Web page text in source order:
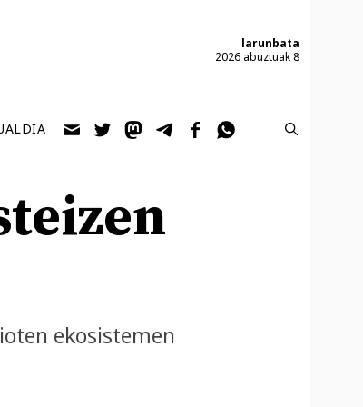
larunbata
2026 abuztuak 8
ekosistemen